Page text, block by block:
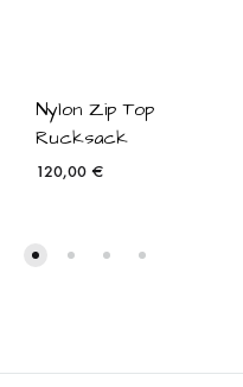
Nylon Zip Top
Rucksack
120,00 €